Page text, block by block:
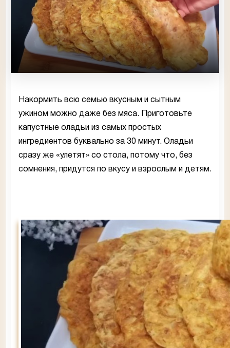
Накормить всю семью вкусным и сытным
ужином можно даже без мяса. Приготовьте
капустные оладьи из самых простых
ингредиентов буквально за 30 минут. Оладьи
сразу же «улетят» со стола, потому что, без
сомнения, придутся по вкусу и взрослым и детям.